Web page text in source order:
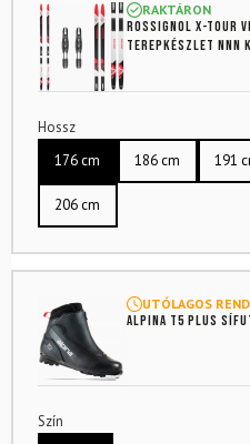
5-ből,
értékelés
alapján
RAKTÁRON
ROSSIGNOL X-Tour
terepkészlet NNN
Hossz
176 cm
186 cm 191
206 cm
UTÓLAGOS
ALPINA T5 Plus
Szín